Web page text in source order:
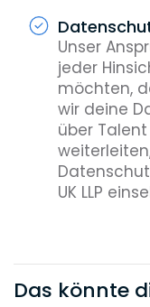
Unser
jeder
möchten,
wir deine
über
UK LLP
Das könnte